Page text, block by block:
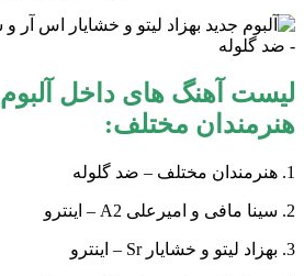
لیست آهنگ های داخل آلبوم
هنرمندان مختلف:
1. هنرمندان مختلف – ضد گلوله
2. سینا مافی و امیرعلی A2 – اینترو
3. بهزاد لیتو و خشایار Sr – اینترو